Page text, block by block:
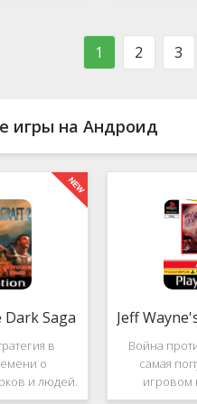
1 2 3
игры на Андроид
Saga
в
о
и людей.
Saga
Война
самая
игровом
войнами